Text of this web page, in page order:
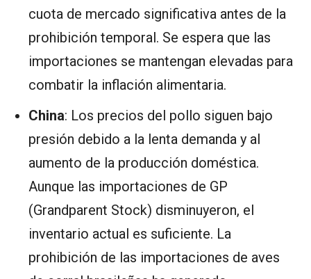
cuota de mercado significativa antes de la
prohibición temporal. Se espera que las
importaciones se mantengan elevadas para
combatir la inflación alimentaria.
China: Los precios del pollo siguen bajo
presión debido a la lenta demanda y al
aumento de la producción doméstica.
Aunque las importaciones de GP
(Grandparent Stock) disminuyeron, el
inventario actual es suficiente. La
prohibición de las importaciones de aves